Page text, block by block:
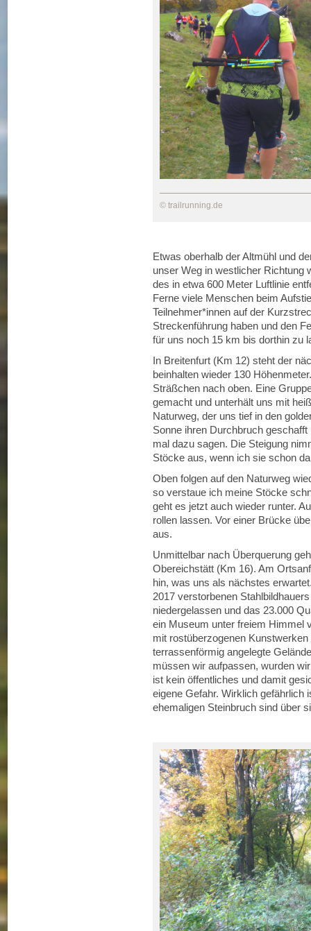
© trailrunning.de
Etwas oberhalb der Altmühl und
unser Weg in westlicher Richtung
des in etwa 600 Meter Luftlinie
Ferne viele Menschen beim
Teilnehmer*innen auf der
Streckenführung haben und den
für uns noch 15 km bis dorthin zu
In Breitenfurt (Km 12) steht der
beinhalten wieder 130
Sträßchen nach oben. Eine
gemacht und unterhält uns mit
Naturweg, der uns tief in den
Sonne ihren Durchbruch
mal dazu sagen. Die Steigung
Stöcke aus, wenn ich sie schon
Oben folgen auf den Naturweg
so verstaue ich meine Stöcke
geht es jetzt auch wieder runter.
rollen lassen. Vor einer Brücke
aus.
Unmittelbar nach Überquerung
Obereichstätt (Km 16). Am
hin, was uns als nächstes
2017 verstorbenen
niedergelassen und das 23.000
ein Museum unter freiem Himmel
mit rostüberzogenen
terrassenförmig angelegte
müssen wir aufpassen, wurden
ist kein öffentliches und damit
eigene Gefahr. Wirklich gefährlich
ehemaligen Steinbruch sind über